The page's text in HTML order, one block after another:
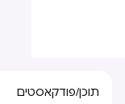
תוכן/פודקאסטים